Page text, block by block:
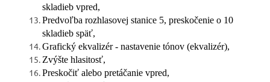
skladieb vpred,
Predvoľba rozhlasovej stanice 5, preskočenie o 10
skladieb späť,
Grafický ekvalizér - nastavenie tónov (ekvalizér),
Zvýšte hlasitosť,
Preskočiť alebo pretáčanie vpred,